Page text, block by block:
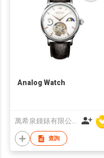
Analog Watch
查詢